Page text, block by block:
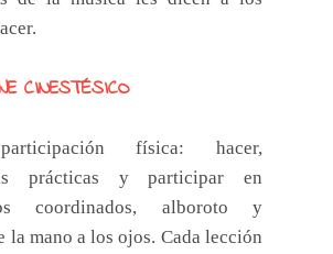
CINESTÉSICO
física: hacer,
prácticas y participar en
coordinados, alboroto y
la mano a los ojos. Cada lección